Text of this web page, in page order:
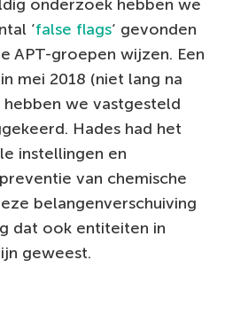
onderzoek hebben we
‘false flags‘ gevonden
APT-groepen wijzen. Een
mei 2018 (niet lang na
we vastgesteld
Hades had het
instellingen en
van chemische
belangenverschuiving
dat ook entiteiten in
geweest.